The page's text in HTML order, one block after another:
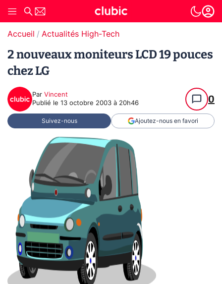
Accueil Actualités High-Tech
2 nouveaux moniteurs LCD 19 pouces
chez LG
Par Vincent
Publié le 13 octobre 2003 à 20h46 0
Suivez-nous Ajoutez-nous en favori